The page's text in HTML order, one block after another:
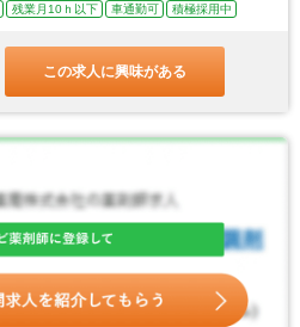
残業月10ｈ以下 車通勤可 積極採用中
この求人に興味がある